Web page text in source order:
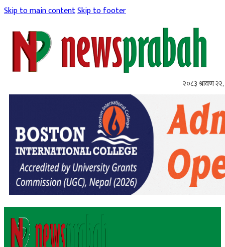
Skip to main contentSkip to footer
२०८३ श्रावण २२,